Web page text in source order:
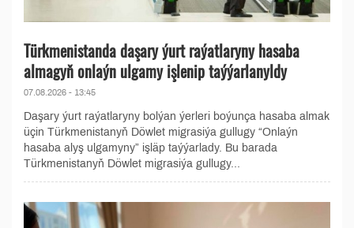
Türkmenistanda daşary ýurt raýatlaryny hasaba
almagyň onlaýn ulgamy işlenip taýýarlanyldy
07.08.2026 - 13:45
Daşary ýurt raýatlaryny bolýan ýerleri boýunça hasaba almak
üçin Türkmenistanyň Döwlet migrasiýa gullugy “Onlaýn
hasaba alyş ulgamyny” işläp taýýarlady. Bu barada
Türkmenistanyň Döwlet migrasiýa gullugy...